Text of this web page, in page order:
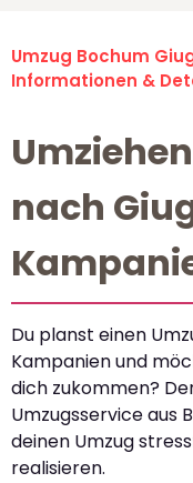
Umzug Bochum
Informationen &
nach
Du planst einen
Kampanien und
dich zukommen?
Umzugsservice aus
deinen Umzug
realisieren.